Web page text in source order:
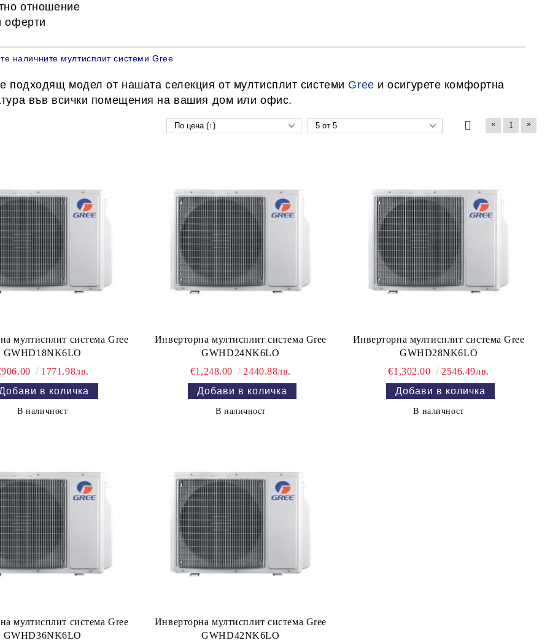
отношение
оферти
наличните мултисплит системи Gree
подходящ модел от нашата селекция от мултисплит системи Gree и осигурете комфортна
във всички помещения на вашия дом или офис.
« 1 »
мултисплит система Gree
GWHD18NK6LO
1771.98лв.
В наличност
Инверторна мултисплит система Gree
GWHD24NK6LO
€1,248.00
2440.88лв.
В наличност
Инверторна мултисплит система Gree
GWHD28NK6LO
€1,302.00
2546.49лв.
В наличност
мултисплит система Gree
GWHD36NK6LO
Инверторна мултисплит система Gree
GWHD42NK6LO